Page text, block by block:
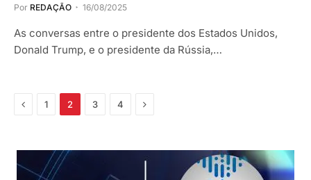
Por REDAÇÃO 16/08/2025
As conversas entre o presidente dos Estados Unidos,
Donald Trump, e o presidente da Rússia,…
Anterior
1 2 3 4 Próximo